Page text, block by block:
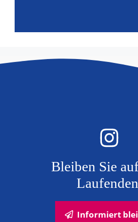
Bleiben Sie
Informiert